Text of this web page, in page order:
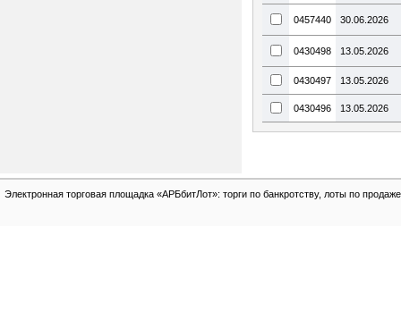
0457440 30.06.2026
0430498 13.05.2026
0430497 13.05.2026
0430496 13.05.2026
Электронная торговая площадка «АРБбитЛот»: торги по банкротству, лоты по